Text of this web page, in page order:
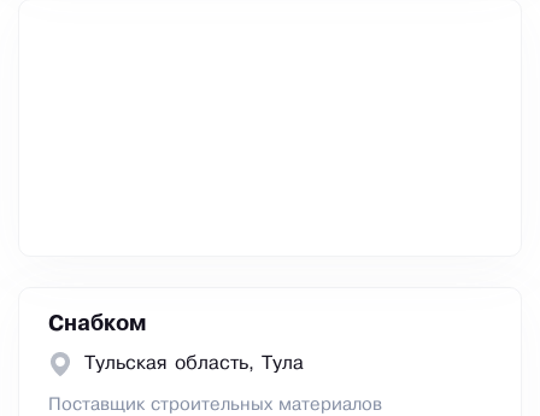
Снабком
Тульская область, Тула
Поставщик строительных материалов